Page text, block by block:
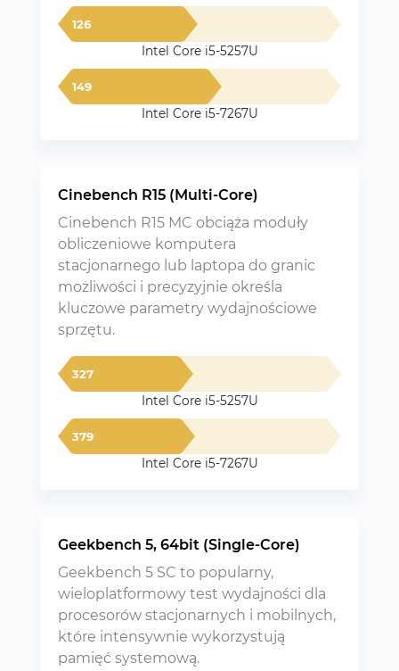
126
Intel Core i5-5257U
149
Intel Core i5-7267U
Cinebench R15 (Multi-Core)
Cinebench R15 MC obciąża moduły
obliczeniowe komputera
stacjonarnego lub laptopa do granic
możliwości i precyzyjnie określa
kluczowe parametry wydajnościowe
sprzętu.
327
Intel Core i5-5257U
379
Intel Core i5-7267U
Geekbench 5, 64bit (Single-Core)
Geekbench 5 SC to popularny,
wieloplatformowy test wydajności dla
procesorów stacjonarnych i mobilnych,
które intensywnie wykorzystują
pamięć systemową.